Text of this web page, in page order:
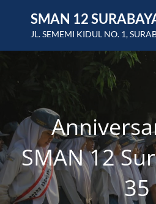
SMAN 12
JL. SEMEMI KIDUL NO. 1,
SMAN 12
35